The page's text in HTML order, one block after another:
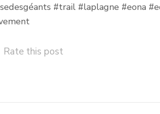
#trail #laplagne #eona
Rate this post